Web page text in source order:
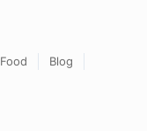
Food
Blog